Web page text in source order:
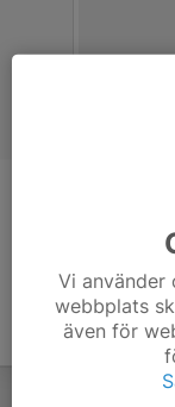
Vi
webbplats
även för